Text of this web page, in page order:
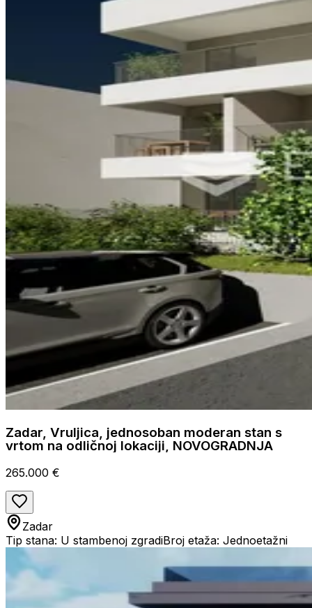
Zadar, Vruljica, jednosoban moderan stan s
vrtom na odličnoj lokaciji, NOVOGRADNJA
265.000 €
Zadar
Tip stana: U stambenoj zgradiBroj etaža: Jednoetažni